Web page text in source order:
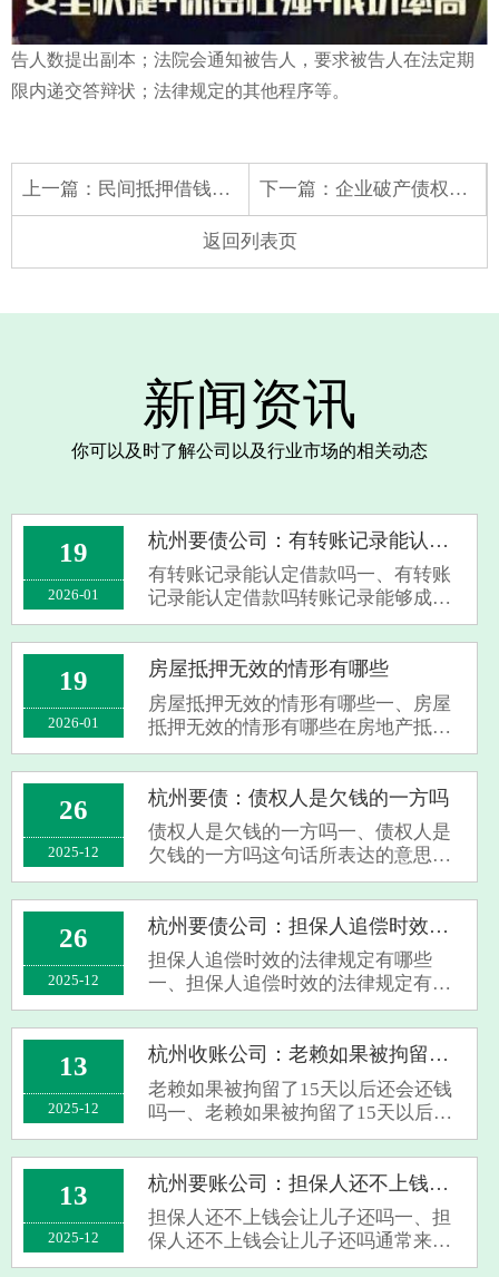
告人数提出副本；法院会通知被告人，要求被告人在法定期
限内递交答辩状；法律规定的其他程序等。
上一篇： 民间抵押借钱范本 下一篇： 企业破产债权人怎么办手续
返回列表页
新闻资讯
你可以及时了解公司以及行业市场的相关动态
19
2026-01
杭州要债公司：有转账记录能认定借款吗
有转账记录能认定借款吗一、有转账
记录能认定借款吗转账记录能够成为
认定借款的证据之一，不过仅仅凭借
转账记录并不一定就能确凿地认定借
款。倘若转账备注清楚地写着是借
款，又或者双方有其他能证明借款合
意的证据来···
19
2026-01
房屋抵押无效的情形有哪些
房屋抵押无效的情形有哪些一、房屋
抵押无效的情形有哪些在房地产抵押
行为中，往往存在一些导致抵押失效
的情况，以下是几种主要的例子：首
先，如果作为抵押物的房屋并不具备
相应的处分权限，则该抵押行为就可
能无法实···
26
2025-12
杭州要债：债权人是欠钱的一方吗
债权人是欠钱的一方吗一、债权人是
欠钱的一方吗这句话所表达的意思并
非如此，严格意义上说，债权人是指
那些持有一定债权并且有权请求债务
人为特定行为的当事人。具体地说，
当某人将资金出借给了另一个人或者
企业时，···
26
2025-12
杭州要债公司：担保人追偿时效的法律规定有哪些
担保人追偿时效的法律规定有哪些
一、担保人追偿时效的法律规定有哪
些作为担保人，当其履行担保义务之
后，自然享有向债务人进行追偿的权
利。对于担保人实践其追偿权益的诉
讼有效期，即从担保人为债权人承担
债务义务的···
13
2025-12
杭州收账公司：老赖如果被拘留了15天以后还会还钱吗
老赖如果被拘留了15天以后还会还钱
吗一、老赖如果被拘留了15天以后还
会还钱吗对于老赖在拘留经历15日之
后是否能够切实地偿还债务，尚没有
一个确定无疑的结论。拘留作为一项
法律层面上的惩戒措施，主要目的在
于提醒和···
13
2025-12
杭州要账公司：担保人还不上钱会让儿子还吗
担保人还不上钱会让儿子还吗一、担
保人还不上钱会让儿子还吗通常来
说，在保证人无法履行债务义务的情